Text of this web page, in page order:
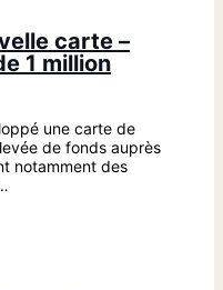
carte –
1 million
une carte de
de fonds auprès
notamment des